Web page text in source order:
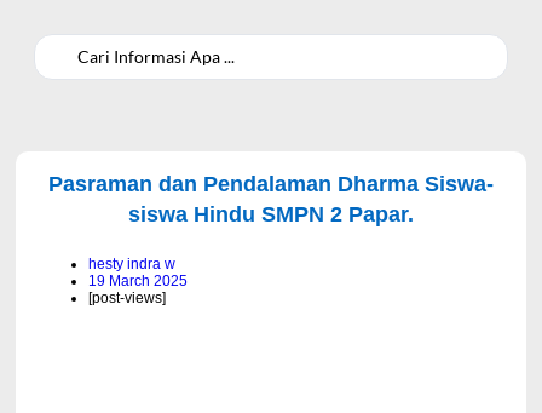
Pasraman dan Pendalaman Dharma Siswa-
siswa Hindu SMPN 2 Papar.
hesty indra w
19 March 2025
[post-views]